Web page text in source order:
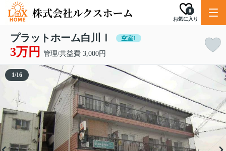
お気に入り
0
プラットホーム白川Ⅰ 空室1
3万円 管理/共益費 3,000円
1/16